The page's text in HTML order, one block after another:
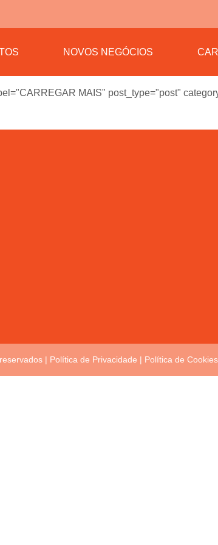
NOVOS NEGÓCIOS
MAIS" post_type="post"
| Política de Privacidade | Política de Cookies